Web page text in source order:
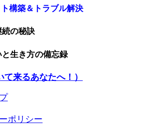
構築＆トラブル解決
の秘訣
生き方の備忘録
来るあなたへ！）
ポリシー